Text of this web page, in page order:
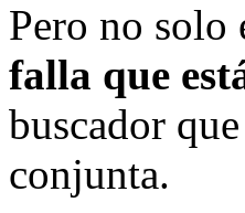
Pero no solo
falla que
buscador
conjunta.